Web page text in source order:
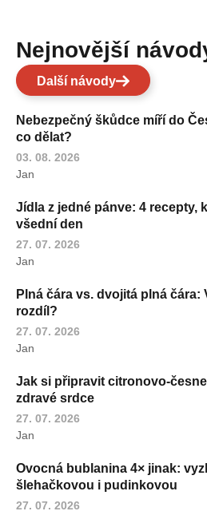
Nejnovější
Další návody
Nebezpečný škůdce míří do
co dělat?
03. 08. 2026
Jan
Jídla z jedné pánve: 4 recepty,
všední den
27. 07. 2026
Jan
Plná čára vs. dvojitá plná čára:
rozdíl?
27. 07. 2026
Jan
Jak si připravit citronovo-
zdravé srdce
27. 07. 2026
Jan
Ovocná bublanina 4× jinak:
šlehačkovou i pudinkovou
27. 07. 2026